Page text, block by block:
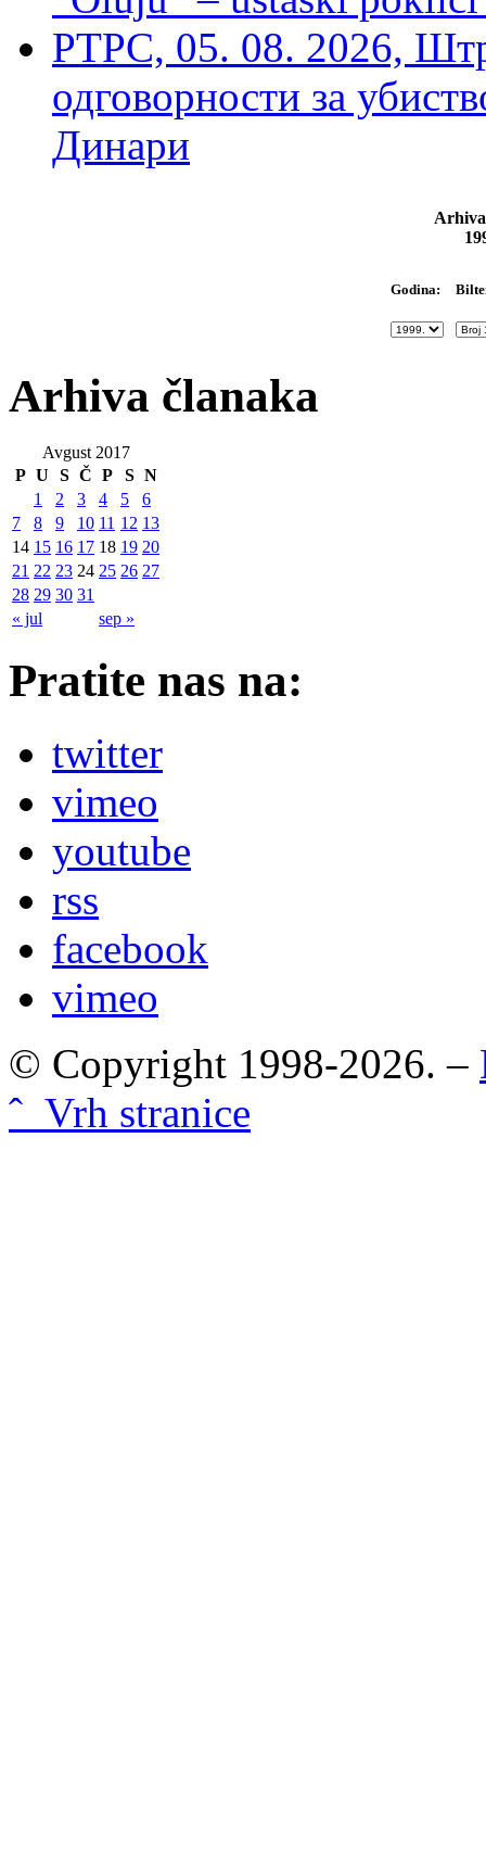
РТРС, 05. 08. 2026,
одговорности за
Динари
Godina:
Arhiva članaka
Avgust 2017
P U S Č P S N
« jul sep »
1 2 3 4 5
6
7
8 9 10 11 12 13
14 15 16 17 18 19 20
21 22 23 24 25 26 27
28 29 30 31
Pratite nas na:
twitter
vimeo
youtube
rss
facebook
vimeo
© Copyright 1998-2026. –
ˆ Vrh stranice